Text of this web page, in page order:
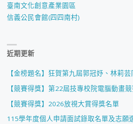
臺南文化創意產業園區
信義公民會館(四四南村)
近期更新
【金榜題名】狂賀第九屆郭冠妤、林莉
【競賽得獎】第22屆技專校院電腦動畫
【競賽得獎】2026放視大賞得獎名單
115學年度個人申請面試錄取名單及志願